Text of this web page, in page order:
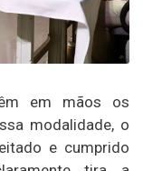
em mãos os
modalidade, o
e cumprido